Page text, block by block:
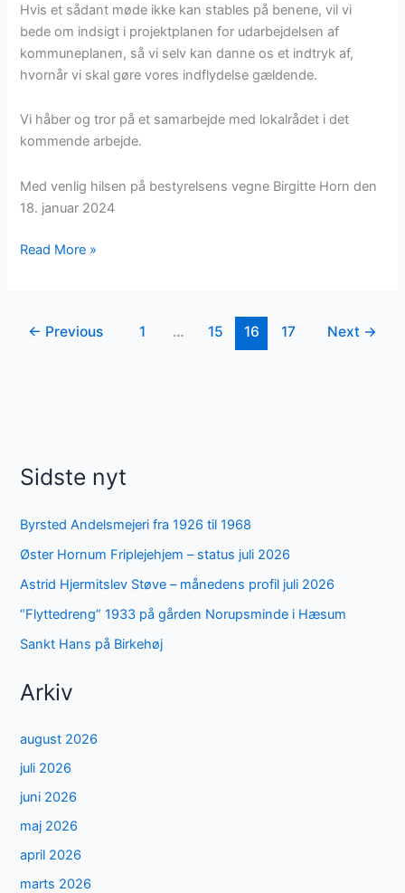
Hvis et sådant møde ikke kan stables på benene, vil vi
bede om indsigt i projektplanen for udarbejdelsen af
kommuneplanen, så vi selv kan danne os et indtryk af,
hvornår vi skal gøre vores indflydelse gældende.
Vi håber og tror på et samarbejde med lokalrådet i det
kommende arbejde.
Med venlig hilsen på bestyrelsens vegne Birgitte Horn den
18. januar 2024
Øster
2024
Read More »
← Previous 1 … 15 16 17 Next →
Sidste nyt
Byrsted Andelsmejeri fra 1926 til 1968
Øster Hornum Friplejehjem – status juli 2026
Astrid Hjermitslev Støve – månedens profil juli 2026
“Flyttedreng” 1933 på gården Norupsminde i Hæsum
Sankt Hans på Birkehøj
Arkiv
august 2026
juli 2026
juni 2026
maj 2026
april 2026
marts 2026